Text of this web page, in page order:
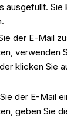
ausgefüllt.
der E-Mail
verwenden
klicken Sie
der E-Mail
geben Sie